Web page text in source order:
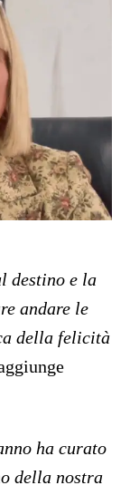
destino e la
andare le
della felicità
ha curato
della nostra